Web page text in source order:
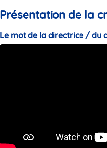
Présentation de la
Le mot de la directrice / du